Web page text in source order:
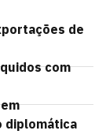
de
com
diplomática